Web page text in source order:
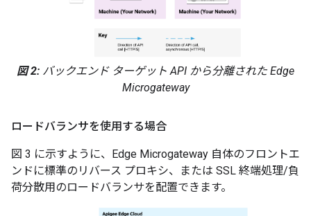
図 2: バックエンド ターゲット API から分離された Edge
Microgateway
ロードバランサを使用する場合
図 3 に示すように、Edge Microgateway 自体のフロントエ
ンドに標準のリバース プロキシ、または SSL 終端処理/負
荷分散用のロードバランサを配置できます。